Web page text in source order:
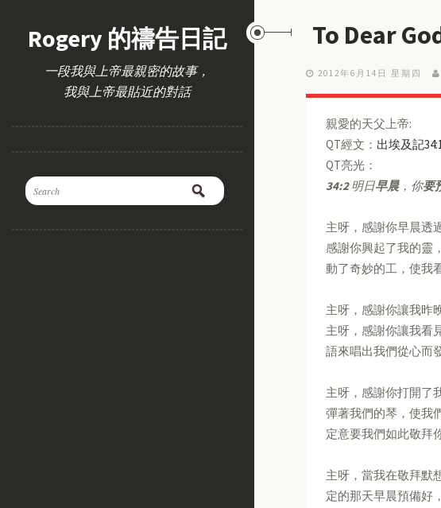
Rogery 的禱告日記
一段我與上帝最親密的故事，
我與上帝最貼近的對話
To Dear
2012年6月14日 星期四
親愛的天父上帝:
QT經文： 出埃及記
QT亮光：
34:2明日早晨，你要
主呀，感謝你早晨透
感謝你興起了我的靈
動了奇妙的工，使我
主呀，感謝你讓我昨
主呀，感謝你讓我看
語來唱出我們從心而
主呀，感謝你打開了
彈著我們的琴，使我
定意要我們如此敬拜你
主呀，當我在敬拜默
定的那天早晨預備好